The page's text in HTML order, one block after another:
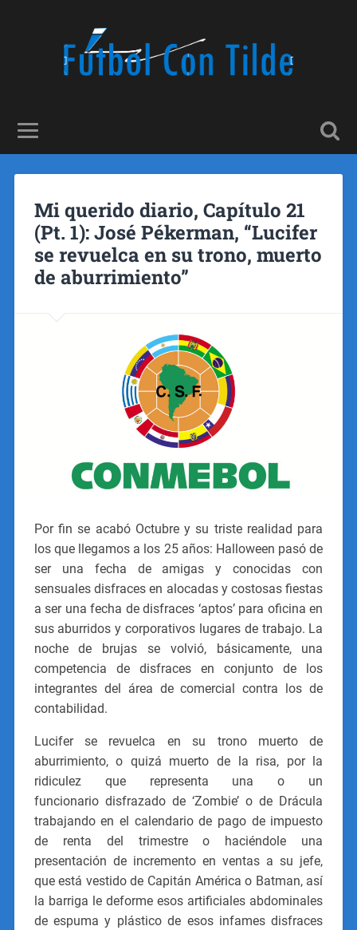
Mi querido diario, Capítulo 21
(Pt. 1): José Pékerman, “Lucifer
se revuelca en su trono, muerto
de aburrimiento”
Por fin se acabó Octubre y su triste realidad para
los que llegamos a los 25 años: Halloween pasó de
ser una fecha de amigas y conocidas con
sensuales disfraces en alocadas y costosas fiestas
a ser una fecha de disfraces ‘aptos’ para oficina en
sus aburridos y corporativos lugares de trabajo. La
noche de brujas se volvió, básicamente, una
competencia de disfraces en conjunto de los
integrantes del área de comercial contra los de
contabilidad.
Lucifer se revuelca en su trono muerto de
aburrimiento, o quizá muerto de la risa, por la
ridiculez que representa una o un
funcionario disfrazado de ‘Zombie’ o de Drácula
trabajando en el calendario de pago de impuesto
de renta del trimestre o haciéndole una
presentación de incremento en ventas a su jefe,
que está vestido de Capitán América o Batman, así
la barriga le deforme esos artificiales abdominales
de espuma y plástico de esos infames disfraces